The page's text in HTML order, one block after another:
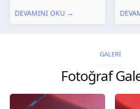
PUBLICATIONS New
remarks 127 Korea
DEVAMINI OKU →
Title,
GALERİ
Fotoğraf